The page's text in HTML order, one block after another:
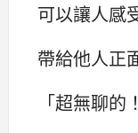
可以讓人感
帶給他人正
「超無聊的